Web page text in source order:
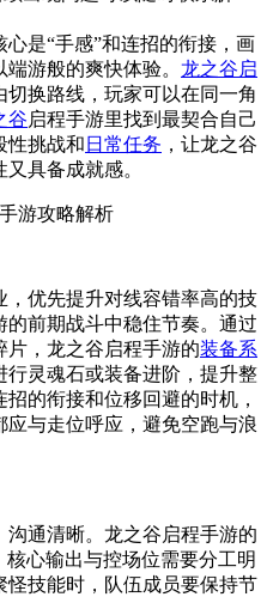
心是“手感”和连招的衔接，画
游般的爽快体验。 龙之谷启
换路线，玩家可以在同一角
谷 启程手游里找到最契合自己
性挑战和 日常任务 ，让龙之谷
具备成就感。
优先提升对线容错率高的技
前期战斗中稳住节奏。通过
片，龙之谷启程手游的装备系
灵魂石或装备进阶，提升整
招的衔接和位移回避的时机，
与走位呼应，避免空跑与浪
通清晰。龙之谷启程手游的
心输出与控场位需要分工明
技能时，队伍成员要保持节